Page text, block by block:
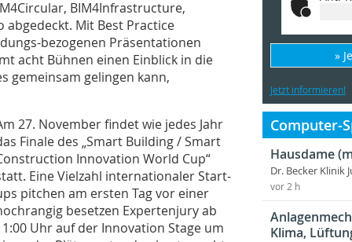
BIM4Infrastructure,
abgedeckt. Mit Best Practice
bezogenen Präsentationen
acht Bühnen einen Einblick in die
gemeinsam gelingen kann,
27. November findet wie jedes Jahr
Finale des „Smart Building / Smart
Innovation World Cup“
Eine Vielzahl internationaler Start-
pitchen am ersten Tag vor einer
besetzen Expertenjury ab
Uhr auf der Innovation Stage um
»
Jetzt informieren!
Computer-
Hausdame
Dr. Becker Klinik
vor 2 h
Klima,